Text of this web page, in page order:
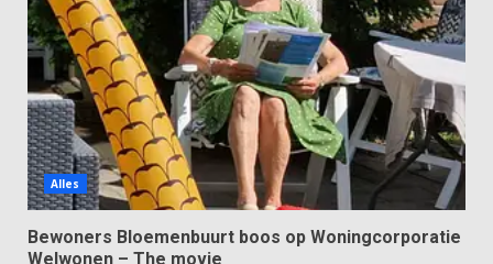
Alles
Bewoners Bloemenbuurt boos op Woningcorporatie
Welwonen – The movie